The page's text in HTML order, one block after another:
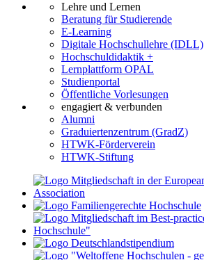
Lehre und Lernen
Beratung für Studierende
E-Learning
Digitale Hochschullehre (IDLL)
Hochschuldidaktik +
Lernplattform OPAL
Studienportal
Öffentliche Vorlesungen
engagiert & verbunden
Alumni
Graduiertenzentrum (GradZ)
HTWK-Förderverein
HTWK-Stiftung